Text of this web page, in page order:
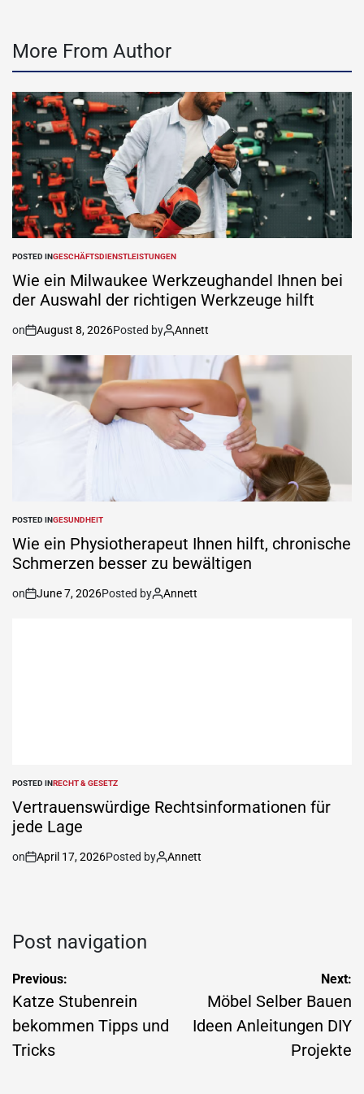
More From Author
POSTED INGESCHÄFTSDIENSTLEISTUNGEN
Wie ein Milwaukee Werkzeughandel Ihnen bei
der Auswahl der richtigen Werkzeuge hilft
on August 8, 2026Posted by Annett
POSTED INGESUNDHEIT
Wie ein Physiotherapeut Ihnen hilft, chronische
Schmerzen besser zu bewältigen
on June 7, 2026Posted by Annett
POSTED INRECHT & GESETZ
Vertrauenswürdige Rechtsinformationen für
jede Lage
on April 17, 2026Posted by Annett
Post navigation
Previous:
Katze Stubenrein
bekommen Tipps und
Tricks
Next:
Möbel Selber Bauen
Ideen Anleitungen DIY
Projekte